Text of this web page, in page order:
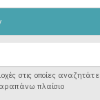
στις οποίες αναζητάτε
πλαίσιο